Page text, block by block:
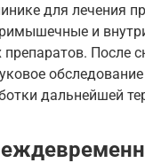
для лечения
и
После
дальнейшей